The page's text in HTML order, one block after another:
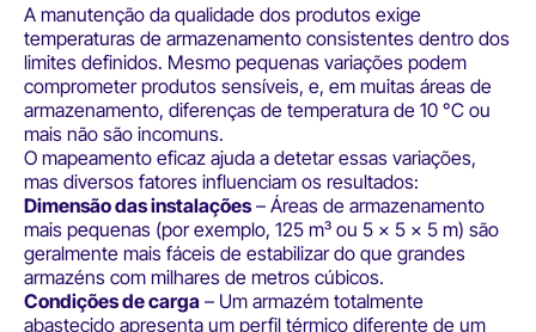
A manutenção da qualidade dos produtos exige
temperaturas de armazenamento consistentes dentro dos
limites definidos. Mesmo pequenas variações podem
comprometer produtos sensíveis, e, em muitas áreas de
armazenamento, diferenças de temperatura de 10 °C ou
mais não são incomuns.
O mapeamento eficaz ajuda a detetar essas variações,
mas diversos fatores influenciam os resultados:
Dimensão das instalações– Áreas de armazenamento
mais pequenas (por exemplo, 125 m³ ou 5 × 5 × 5 m) são
geralmente mais fáceis de estabilizar do que grandes
armazéns com milhares de metros cúbicos.
Condições de carga – Um armazém totalmente
abastecido apresenta um perfil térmico diferente de um